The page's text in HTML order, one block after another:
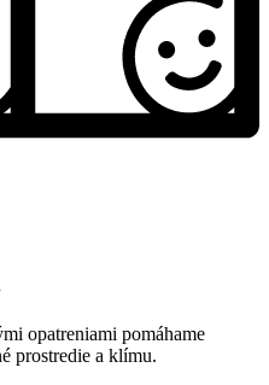
opatreniami pomáhame
prostredie a klímu.